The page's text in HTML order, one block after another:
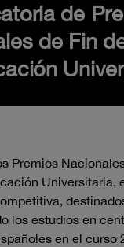
de
de Fin
Premios
Universitaria,
los estudios en
en el curso